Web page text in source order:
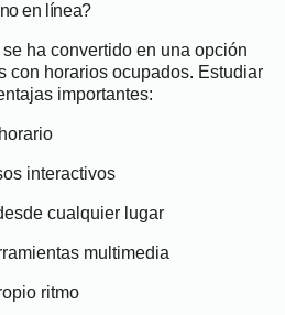
en línea?
ha convertido en una opción
con horarios ocupados. Estudiar
importantes:
interactivos
cualquier lugar
multimedia
ritmo